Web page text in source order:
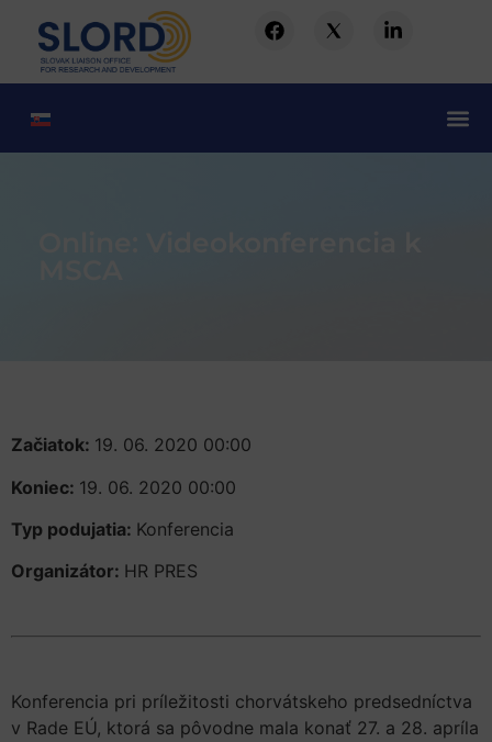
Začiatok: 19. 06. 2020 00:00
Koniec: 19. 06. 2020 00:00
Typ podujatia: Konferencia
Organizátor: HR PRES
Konferencia pri príležitosti chorvátskeho predsedníctva
v Rade EÚ, ktorá sa pôvodne mala konať 27. a 28. apríla